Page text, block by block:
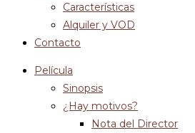
Características
Alquiler y VOD
Contacto
Película
Sinopsis
¿Hay motivos?
Nota del Director